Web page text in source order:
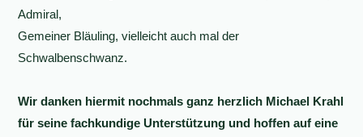
Admiral,
Gemeiner Bläuling, vielleicht auch mal der
Schwalbenschwanz.
Wir danken hiermit nochmals ganz herzlich Michael Krahl
für seine fachkundige Unterstützung und hoffen auf eine